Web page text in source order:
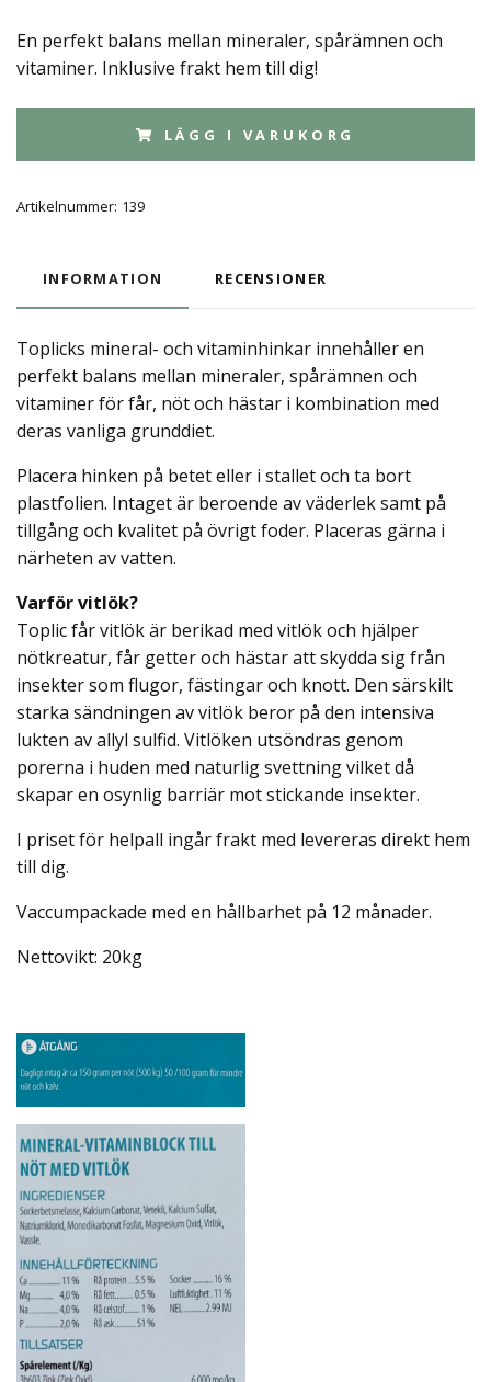
En perfekt balans mellan mineraler, spårämnen och
vitaminer. Inklusive frakt hem till dig!
LÄGG I VARUKORG
Artikelnummer: 139
INFORMATION RECENSIONER
Toplicks mineral- och vitaminhinkar innehåller en
perfekt balans mellan mineraler, spårämnen och
vitaminer för får, nöt och hästar i kombination med
deras vanliga grunddiet.
Placera hinken på betet eller i stallet och ta bort
plastfolien. Intaget är beroende av väderlek samt på
tillgång och kvalitet på övrigt foder. Placeras gärna i
närheten av vatten.
Varför vitlök?
Toplic får vitlök är berikad med vitlök och hjälper
nötkreatur, får getter och hästar att skydda sig från
insekter som flugor, fästingar och knott. Den särskilt
starka sändningen av vitlök beror på den intensiva
lukten av allyl sulfid. Vitlöken utsöndras genom
porerna i huden med naturlig svettning vilket då
skapar en osynlig barriär mot stickande insekter.
I priset för helpall ingår frakt med levereras direkt hem
till dig.
Vaccumpackade med en hållbarhet på 12 månader.
Nettovikt: 20kg